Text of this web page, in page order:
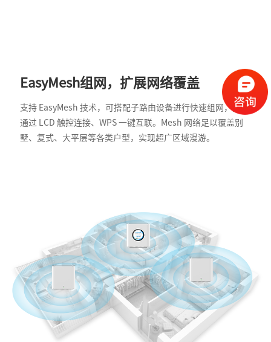
EasyMesh组网，扩展网络覆盖
支持 EasyMesh 技术，可搭配子路由设备进行快速组网，支持
通过 LCD 触控连接、WPS 一键互联。Mesh 网络足以覆盖别
墅、复式、大平层等各类户型，实现超广区域漫游。